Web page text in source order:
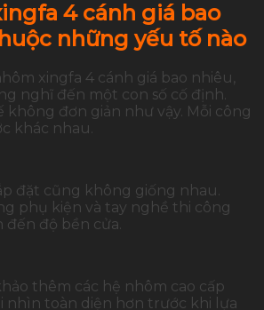
4 cánh giá bao
những yếu tố nào
xingfa 4 cánh giá bao nhiêu,
nghĩ đến một con số cố định.
đơn giản như vậy. Mỗi công
khác nhau.
đặt cũng không giống nhau.
phụ kiện và tay nghề thi công
độ bền cửa.
thêm các hệ nhôm cao cấp
nhìn toàn diện hơn trước khi lựa